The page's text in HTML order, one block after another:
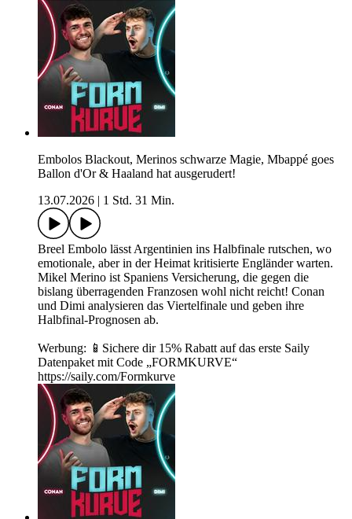
Embolos Blackout, Merinos schwarze Magie, Mbappé goes
Ballon d'Or & Haaland hat ausgerudert!
13.07.2026
1 Std. 31 Min.
Breel Embolo lässt Argentinien ins Halbfinale rutschen, wo
emotionale, aber in der Heimat kritisierte Engländer warten.
Mikel Merino ist Spaniens Versicherung, die gegen die
bislang überragenden Franzosen wohl nicht reicht! Conan
und Dimi analysieren das Viertelfinale und geben ihre
Halbfinal-Prognosen ab.
Werbung: 📱Sichere dir 15% Rabatt auf das erste Saily
Datenpaket mit Code „FORMKURVE“
https://saily.com/Formkurve